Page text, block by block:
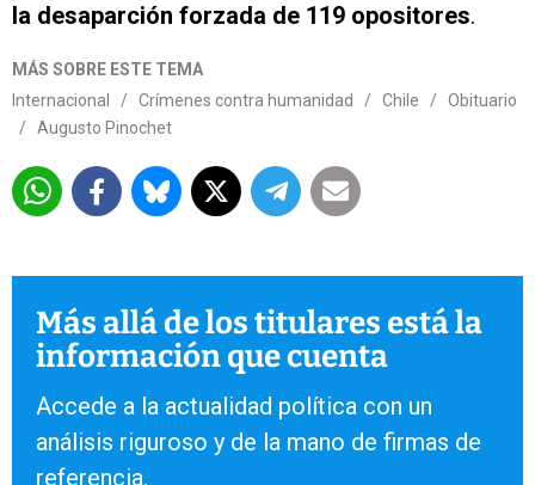
la desaparción forzada de 119 opositores.
MÁS SOBRE ESTE TEMA
Internacional
/ Crímenes contra humanidad / Chile /
Obituario
/
Augusto Pinochet
Más allá de los titulares está la
información que cuenta
Accede a la actualidad política con un
análisis riguroso y de la mano de firmas de
referencia.